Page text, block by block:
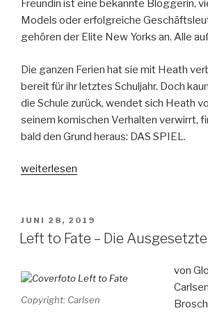
Freundin ist eine bekannte Bloggerin,
Models oder erfolgreiche
gehören der Elite New Yorks an. Alle
Die ganzen Ferien hat sie mit Heath
bereit für ihr letztes Schuljahr. Doch
die Schule zurück, wendet sich Heath
seinem komischen Verhalten verwirrt,
bald den Grund heraus: DAS SPIEL.
„Secret
Brichst
du
Regeln,
brech
ich
weiterlesen
VERÖFFENTLICHT
AM
JUNI 28, 2019
Left to Fate – Die
Copyright: Carlsen
von